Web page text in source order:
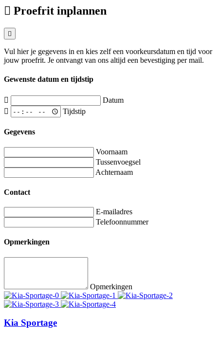
Proefrit inplannen
Vul hier je gegevens in en kies zelf een voorkeursdatum en tijd voor
jouw proefrit. Je ontvangt van ons altijd een bevestiging per mail.
Gewenste datum en tijdstip
Datum
Tijdstip
Gegevens
Voornaam
Tussenvoegsel
Achternaam
Contact
E-mailadres
Telefoonnummer
Opmerkingen
Opmerkingen
Kia Sportage